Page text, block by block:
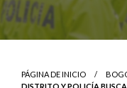
PÁGINA DE INICIO
DISTRITO Y POLICÍA